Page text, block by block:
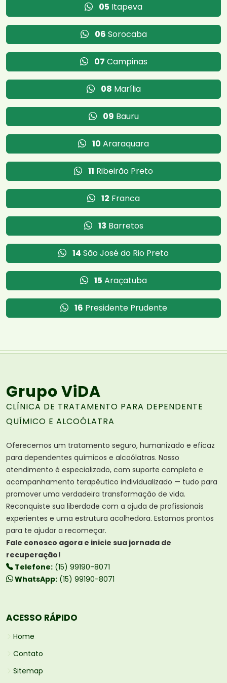
05 Itapeva
06 Sorocaba
07 Campinas
08 Marília
09 Bauru
10 Araraquara
11 Ribeirão Preto
12 Franca
13 Barretos
14 São José do Rio Preto
15 Araçatuba
16 Presidente Prudente
Grupo ViDA
CLÍNICA DE TRATAMENTO PARA DEPENDENTE
QUÍMICO E ALCOÓLATRA
Oferecemos um tratamento seguro, humanizado e eficaz
para dependentes químicos e alcoólatras. Nosso
atendimento é especializado, com suporte completo e
acompanhamento terapêutico individualizado — tudo para
promover uma verdadeira transformação de vida.
Reconquiste sua liberdade com a ajuda de profissionais
experientes e uma estrutura acolhedora. Estamos prontos
para te ajudar a recomeçar.
Fale conosco agora e inicie sua jornada de
recuperação!
Telefone: (15) 99190-8071
WhatsApp: (15) 99190-8071
ACESSO RÁPIDO
Home
Contato
Sitemap